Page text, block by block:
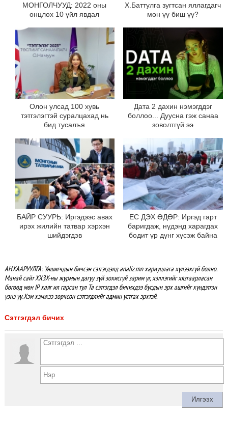
МОНГОЛЧУУД: 2022 оны
онцлох 10 үйл явдал
Х.Баттулга зугтсан яллагдагч
мөн үү биш үү?
Олон улсад 100 хувь
тэтгэлэгтэй суралцахад нь
бид тусалъя
Дата 2 дахин нэмэгддэг
боллоо... Дуусна гэж санаа
зоволтгүй ээ
БАЙР СУУРЬ: Иргэдээс авах
ирэх жилийн татвар хэрхэн
шийдэгдэв
ЕС ДЭХ ӨДӨР: Иргэд гарт
баригдаж, нүдэнд харагдах
бодит үр дүнг хүсэж байна
АНХААРУУЛГА: Уншигчдын бичсэн сэтгэгдэлд analiz.mn хариуцлага хүлээхгүй болно.
Манай сайт ХХЗХ-ны журмын дагуу зүй зохисгүй зарим үг, хэллэгийг хязгаарласан
бөгөөд мөн IP хаяг ил гарсан тул Та сэтгэгдэл бичихдээ бусдын эрх ашгийг хүндэтгэн
үзнэ үү. Хэм хэмжээ зөрчсөн сэтгэгдлийг админ устгах эрхтэй.
Сэтгэгдэл бичих